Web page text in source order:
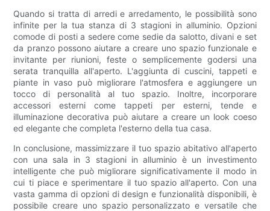
Quando si tratta di arredi e arredamento, le possibilità sono
infinite per la tua stanza di 3 stagioni in alluminio. Opzioni
comode di posti a sedere come sedie da salotto, divani e set
da pranzo possono aiutare a creare uno spazio funzionale e
invitante per riunioni, feste o semplicemente godersi una
serata tranquilla all'aperto. L'aggiunta di cuscini, tappeti e
piante in vaso può migliorare l'atmosfera e aggiungere un
tocco di personalità al tuo spazio. Inoltre, incorporare
accessori esterni come tappeti per esterni, tende e
illuminazione decorativa può aiutare a creare un look coeso
ed elegante che completa l'esterno della tua casa.
In conclusione, massimizzare il tuo spazio abitativo all'aperto
con una sala in 3 stagioni in alluminio è un investimento
intelligente che può migliorare significativamente il modo in
cui ti piace e sperimentare il tuo spazio all'aperto. Con una
vasta gamma di opzioni di design e funzionalità disponibili, è
possibile creare uno spazio personalizzato e versatile che